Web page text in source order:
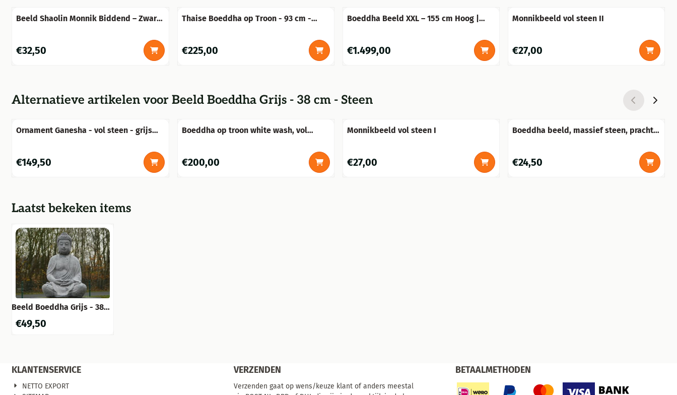
Beeld Shaolin Monnik Biddend – Zwart
Prijs: 32,50
€32,50
Thaise Boeddha op Troon - 93 cm -
Prijs: 225,00
€225,00
Boeddha Beeld XXL – 155 cm Hoog |
Prijs: 1 499,00
€1.499,00
Monnikbeeld vol steen II
Prijs: 27,00
€27,00
Alternatieve artikelen voorBeeld Boeddha Grijs - 38 cm - Steen
Ornament Ganesha - vol steen - grijs
Prijs: 149,50
€149,50
Boeddha op troon white wash, vol
Prijs: 200,00
€200,00
Monnikbeeld vol steen I
Prijs: 27,00
€27,00
Boeddha beeld, massief steen, prachtig
Prijs: 24,50
€24,50
Laatst bekeken items
Beeld Boeddha Grijs - 38
€49,50
KLANTENSERVICE
NETTO EXPORT
VERZENDEN
Verzenden gaat op wens/keuze klant of anders meestal
BETAALMETHODEN